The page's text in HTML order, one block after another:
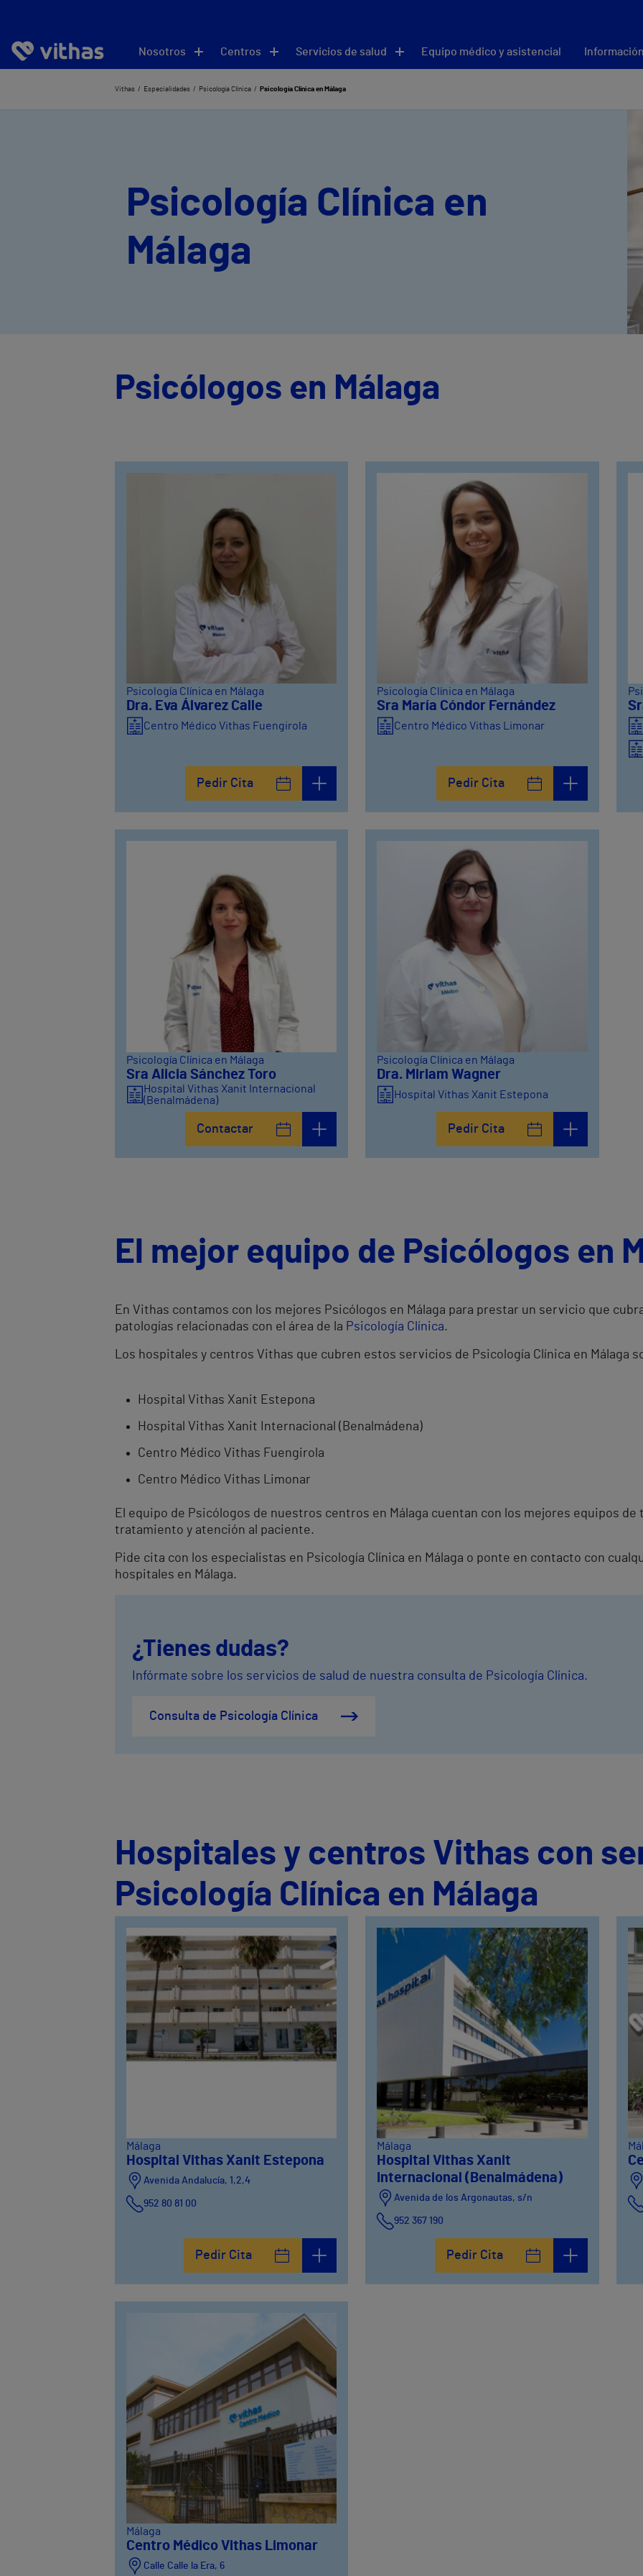
Nosotros Centros Servicios de salud Equipo médico y asistencial
Vithas Especialidades Psicología Clínica Psicología Clínica en Málaga
Psicología Clínica en
Málaga
Psicólogos en Málaga
Psicología Clínica en Málaga
Dra. Eva Álvarez Calle
Centro Médico Vithas Fuengirola
Pedir Cita
Psicología Clínica en Málaga
Sra María Cóndor Fernández
Centro Médico Vithas Limonar
Pedir Cita
Psicología Clínica en Málaga
Sra Alicia Sánchez Toro
Hospital Vithas Xanit Internacional
(Benalmádena)
Contactar
Psicología Clínica en Málaga
Dra. Miriam Wagner
Hospital Vithas Xanit Estepona
Pedir Cita
El mejor equipo de Psicólogos en
En Vithas contamos con los mejores Psicólogos en Málaga para prestar un servicio que
patologías relacionadas con el área de la Psicología Clínica.
Los hospitales y centros Vithas que cubren estos servicios de Psicología Clínica en Málaga
Hospital Vithas Xanit Estepona
Hospital Vithas Xanit Internacional (Benalmádena)
Centro Médico Vithas Fuengirola
Centro Médico Vithas Limonar
El equipo de Psicólogos de nuestros centros en Málaga cuentan con los mejores equipos
tratamiento y atención al paciente.
Pide cita con los especialistas en Psicología Clínica en Málaga o ponte en contacto con
hospitales en Málaga.
¿Tienes dudas?
Infórmate sobre los servicios de salud de nuestra consulta de Psicología Clínica.
Consulta de Psicología Clínica
Hospitales y centros Vithas con
Psicología Clínica en Málaga
Málaga
Hospital Vithas Xanit Estepona
Avenida Andalucía, 1,2,4
952 80 81 00
Pedir Cita
Málaga
Hospital Vithas Xanit
Internacional (Benalmádena)
Avenida de los Argonautas, s/n
952 367 190
Pedir Cita
Málaga
Centro Médico Vithas Limonar
Calle Calle la Era, 6